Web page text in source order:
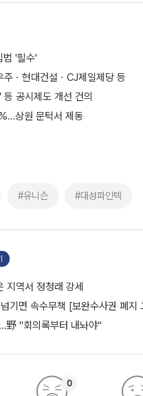
법 '필수'
ㆍ현대건설ㆍCJ제일제당 등
등 공시제도 개선 건의
상원 문턱서 제동
#유니슨 #대성파인텍
지역서 정청래 강세
기면 속수무책 [보완수사권 폐
野 "회의록부터 내놔야"
0